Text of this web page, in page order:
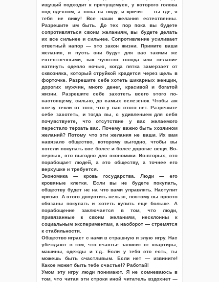
ищущий подходит к прячущемуся, у которого голова
под одеялом, а попа на виду, и кричит — ты где, я
тебя не вижу! Все наши желания естественны.
Разрешите им быть. До тех пор пока вы будете
сопротивляться своим желаниям, вы будете делать
их все сильнее и сильнее. Сопротивление усиливает
ответный напор — это закон жизни. Примите ваши
желания, и пусть они будут для вас такими же
естественными, как чувство голода или желание
натянуть одеяло ночью, когда пятка замерзает от
сквозняка, который струйкой крадется через щель в
форточке. Разрешите себе хотеть шикарных женщин,
дорогих мужчин, много денег, красивой и богатой
жизни. Разрешите себе захотеть всего этого по-
настоящему, сильно, до самых селезенок. Чтобы аж
слезу текли от того, что у вас этого нет. Разрешите
себе захотеть, и тогда вы, с удивлением для себя
почувствуете, что отсутствие у вас желаемого
перестало терзать вас. Почему важно быть хозяином
желаний? Потому что эти желания не ваши. Их вам
навязало общество, которому выгодно, чтобы вы
хотели покупать все более и более дорогие вещи. Во-
первых, это выгодно для экономики. Во-вторых, это
порабощает людей, а это обществу, а точнее его
верхушке и требуется.
Экономика — кровь государства. Люди — его
кровяные клетки. Если вы не будете покупать,
обществу будет не на что вами управлять. Наступит
кризис. А этого допустить нельзя, поэтому вы просто
обязаны покупать и хотеть купить еще больше. А
порабощение заключается в том, что люди,
привязанные к своим желаниям, несклонны к
социальным экспериментам, а наоборот — стремятся
к стабильности.
Общество играет с нами в страшную и злую игру. Нас
убеждают в том, что счастье зависит от квартиры,
машины, одежды и т.д.. Если у тебя это есть, ты
можешь быть счастливым. Если нет — извините!
Какое может быть тебе счастье!? Работай!
Умом эту игру люди понимают. Я не сомневаюсь в
том, что читая эти строки иной читатель вздохнет —